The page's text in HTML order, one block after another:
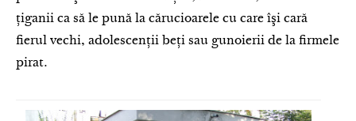
ţiganii ca să le pună la cărucioarele cu care îşi cară
fierul vechi, adolescenţii beţi sau gunoierii de la firmele
pirat.